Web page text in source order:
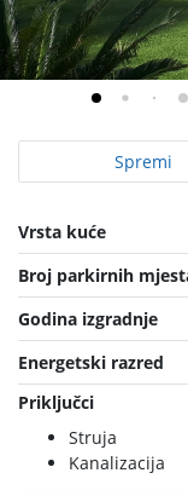
Spremi
Vrsta kuće
Broj parkirnih
Godina izgradnje
Energetski razred
Priključci
Struja
Kanalizacija